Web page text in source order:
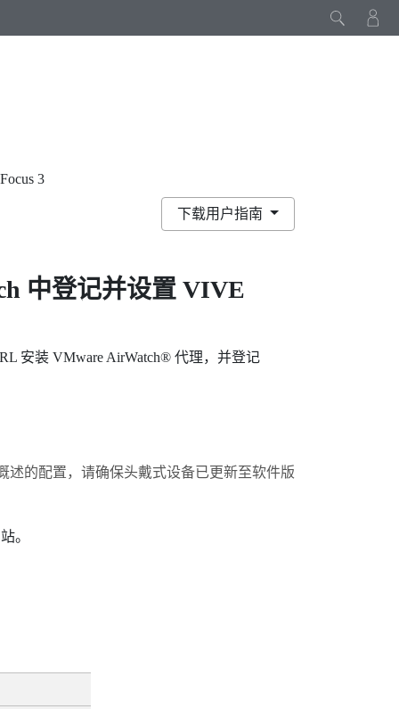
3
下载用户指南
中登记并设置 VIVE
安装 VMware AirWatch®代理，并登记
的配置，请确保头戴式设备已更新至软件版
。